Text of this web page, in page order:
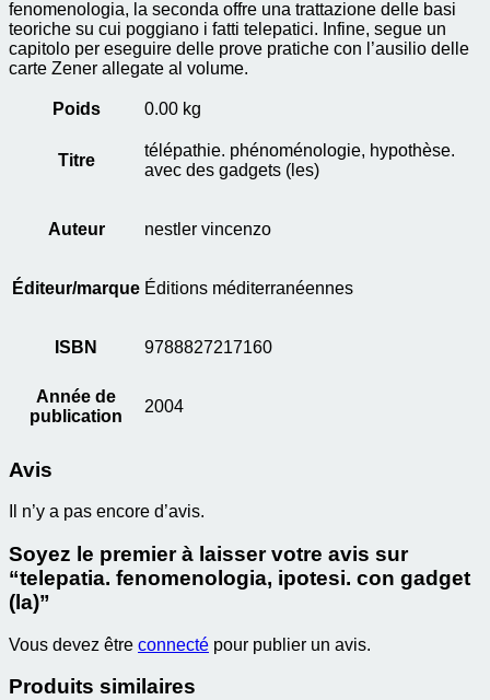
fenomenologia, la seconda offre una trattazione delle basi
teoriche su cui poggiano i fatti telepatici. Infine, segue un
capitolo per eseguire delle prove pratiche con l’ausilio delle
carte Zener allegate al volume.
Poids 0.00 kg
Titre
télépathie. phénoménologie, hypothèse.
avec des gadgets (les)
Auteur nestler vincenzo
Éditeur/marque Éditions méditerranéennes
ISBN 9788827217160
Année de
publication
2004
Avis
Il n’y a pas encore d’avis.
Soyez le premier à laisser votre avis sur
“telepatia. fenomenologia, ipotesi. con gadget
(la)”
Vous devez être connecté pour publier un avis.
Produits similaires